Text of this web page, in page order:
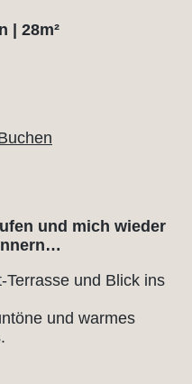
| 28m²
und mich wieder
und Blick ins
und warmes